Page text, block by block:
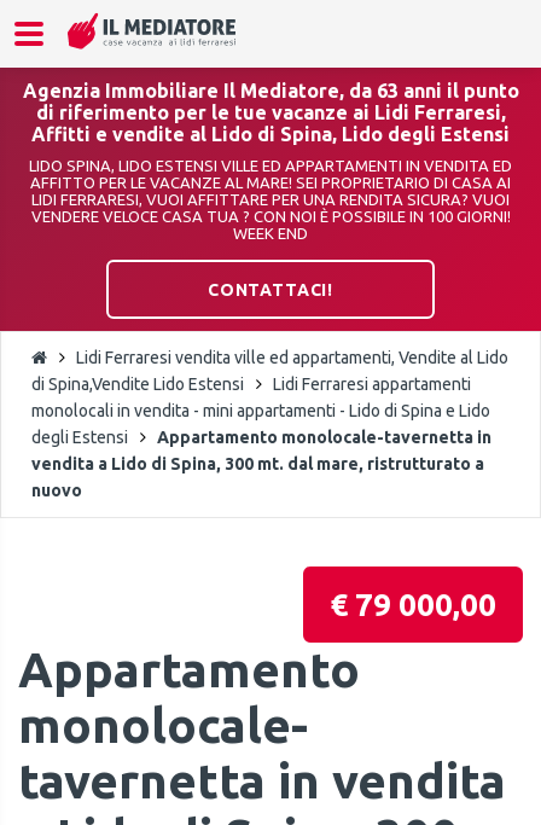
Agenzia Immobiliare Il Mediatore, da 63 anni il punto
di riferimento per le tue vacanze ai Lidi Ferraresi,
Affitti e vendite al Lido di Spina, Lido degli Estensi
LIDO SPINA, LIDO ESTENSI VILLE ED APPARTAMENTI IN VENDITA ED
AFFITTO PER LE VACANZE AL MARE! SEI PROPRIETARIO DI CASA AI
LIDI FERRARESI, VUOI AFFITTARE PER UNA RENDITA SICURA? VUOI
VENDERE VELOCE CASA TUA ? CON NOI È POSSIBILE IN 100 GIORNI!
WEEK END
CONTATTACI!
Lidi Ferraresi vendita ville ed appartamenti, Vendite al Lido
di Spina,Vendite Lido Estensi
Lidi Ferraresi appartamenti
monolocali in vendita - mini appartamenti - Lido di Spina e Lido
degli Estensi
Appartamento monolocale-tavernetta in
vendita a Lido di Spina, 300 mt. dal mare, ristrutturato a
nuovo
€ 79 000,00
Appartamento
monolocale-
tavernetta in vendita